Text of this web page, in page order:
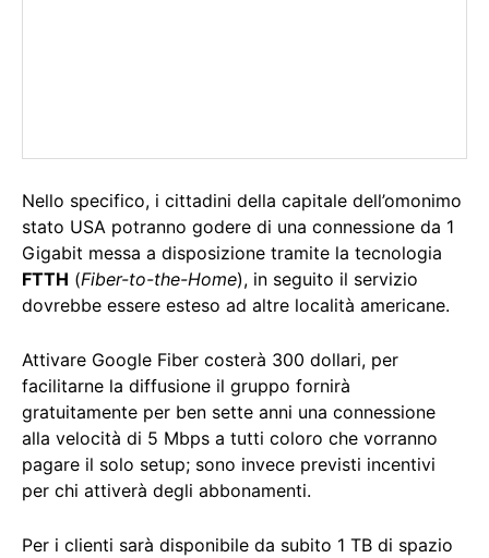
Nello specifico, i cittadini della capitale dell’omonimo
stato USA potranno godere di una connessione da 1
Gigabit messa a disposizione tramite la tecnologia
FTTH (Fiber-to-the-Home), in seguito il servizio
dovrebbe essere esteso ad altre località americane.
Attivare Google Fiber costerà 300 dollari, per
facilitarne la diffusione il gruppo fornirà
gratuitamente per ben sette anni una connessione
alla velocità di 5 Mbps a tutti coloro che vorranno
pagare il solo setup; sono invece previsti incentivi
per chi attiverà degli abbonamenti.
Per i clienti sarà disponibile da subito 1 TB di spazio